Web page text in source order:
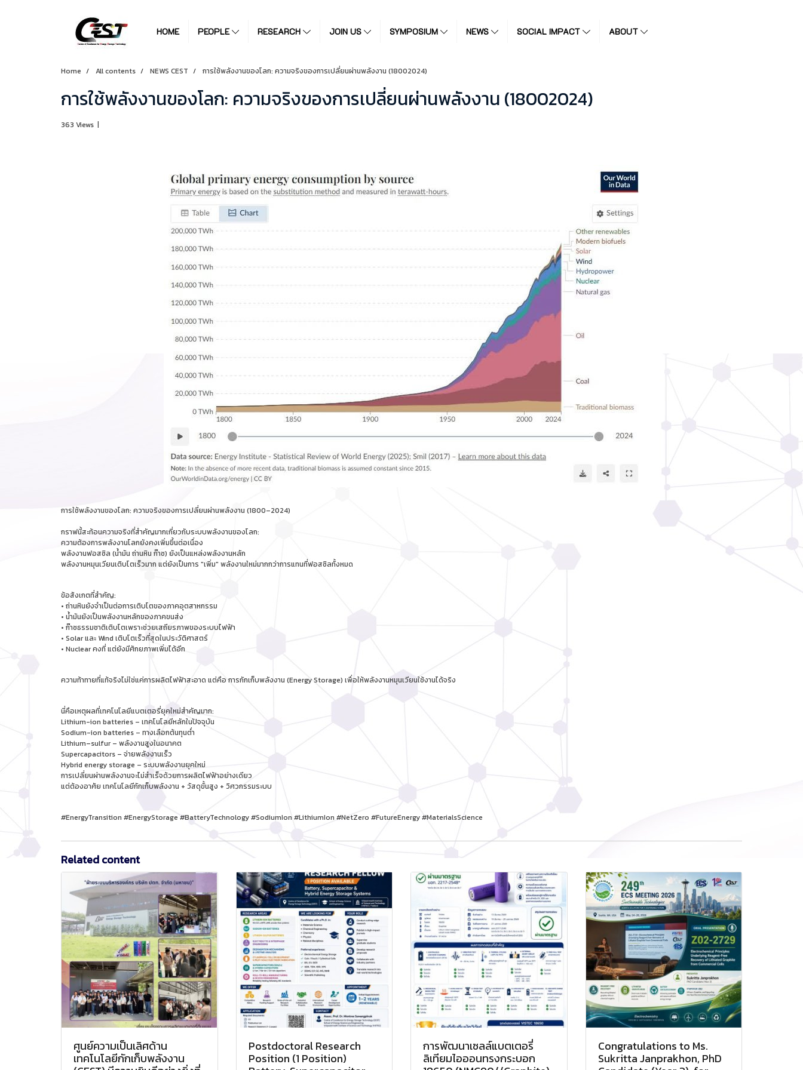
HOME PEOPLE RESEARCH JOIN US SYMPOSIUM NEWS SOCIAL IMPACT ABOUT
Home All contents NEWS CEST การใช้พลังงานของโลก: ความจริงของการเปลี่ยนผ่านพลังงาน (18002024)
การใช้พลังงานของโลก: ความจริงของการเปลี่ยนผ่านพลังงาน (18002024)
363 Views |
การใช้พลังงานของโลก: ความจริงของการเปลี่ยนผ่านพลังงาน (1800–2024)
กราฟนี้สะท้อนความจริงที่สำคัญมากเกี่ยวกับระบบพลังงานของโลก:
ความต้องการพลังงานโลกยังคงเพิ่มขึ้นต่อเนื่อง
พลังงานฟอสซิล (น้ำมัน ถ่านหิน ก๊าซ) ยังเป็นแหล่งพลังงานหลัก
พลังงานหมุนเวียนเติบโตเร็วมาก แต่ยังเป็นการ "เพิ่ม" พลังงานใหม่มากกว่าการแทนที่ฟอสซิลทั้งหมด
ข้อสังเกตที่สำคัญ:
• ถ่านหินยังจำเป็นต่อการเติบโตของภาคอุตสาหกรรม
• น้ำมันยังเป็นพลังงานหลักของภาคขนส่ง
• ก๊าซธรรมชาติเติบโตเพราะช่วยเสถียรภาพของระบบไฟฟ้า
• Solar และ Wind เติบโตเร็วที่สุดในประวัติศาสตร์
• Nuclear คงที่ แต่ยังมีศักยภาพเพิ่มได้อีก
ความท้าทายที่แท้จริงไม่ใช่แค่การผลิตไฟฟ้าสะอาด แต่คือ การกักเก็บพลังงาน (Energy Storage) เพื่อให้พลังงานหมุนเวียนใช้งานได้จริง
นี่คือเหตุผลที่เทคโนโลยีแบตเตอรี่ยุคใหม่สำคัญมาก:
Lithium-ion batteries – เทคโนโลยีหลักในปัจจุบัน
Sodium-ion batteries – ทางเลือกต้นทุนต่ำ
Lithium–sulfur – พลังงานสูงในอนาคต
Supercapacitors – จ่ายพลังงานเร็ว
Hybrid energy storage – ระบบพลังงานยุคใหม่
การเปลี่ยนผ่านพลังงานจะไม่สำเร็จด้วยการผลิตไฟฟ้าอย่างเดียว
แต่ต้องอาศัย เทคโนโลยีกักเก็บพลังงาน + วัสดุขั้นสูง + วิศวกรรมระบบ
#EnergyTransition #EnergyStorage #BatteryTechnology #SodiumIon #LithiumIon #NetZero #FutureEnergy #MaterialsScience
Related content
ศูนย์ความเป็นเลิศด้าน
เทคโนโลยีกักเก็บพลังงาน
Postdoctoral Research
Position (1 Position)
การพัฒนาเซลล์แบตเตอรี่
ลิเทียมไอออนทรงกระบอก
Congratulations to Ms.
Sukritta Janprakhon, PhD